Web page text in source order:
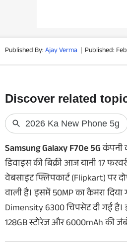
Published By:Ajay Verma | Published:
Samsung Galaxy F70e 5Gकंपनी
डिवाइस की बिक्री आज यानी 17
वेबसाइट फ्लिपकार्ट (Flipkart) पर
वाली है। इसमें 50MP का कैमरा
Dimensity 6300 चिपसेट दी गई
128GB स्टोरेज और 6000mAh की